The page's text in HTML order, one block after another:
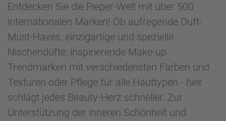
Entdecken Sie die Pieper-Welt mit über 500
internationalen Marken! Ob aufregende Duft-
Must-Haves, einzigartige und spezielle
Nischendüfte, inspirierende Make-up
Trendmarken mit verschiedensten Farben und
Texturen oder Pflege für alle Hauttypen - hier
schlägt jedes Beauty-Herz schneller. Zur
Unterstützung der inneren Schönheit und